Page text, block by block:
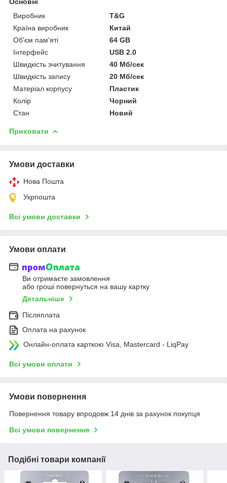
Виробник
T&G
Країна виробник
Китай
Об'єм пам'яті
64 GB
Інтерфейс
USB 2.0
Швидкість зчитування
40 Мб/сек
Швидкість запису
20 Мб/сек
Матеріал корпусу
Пластик
Колір
Чорний
Стан
Новий
Приховати
Умови доставки
Нова Пошта
Укрпошта
Всі умови доставки
Умови оплати
Ви отримаєте замовлення
або гроші повернуться на вашу картку
Детальніше
Післяплата
Оплата на рахунок
Онлайн-оплата карткою Visa, Mastercard - LiqPay
Всі умови оплати
Умови повернення
Повернення товару впродовж 14 днів за рахунок покупця
Всі умови повернення
Подібні товари компанії